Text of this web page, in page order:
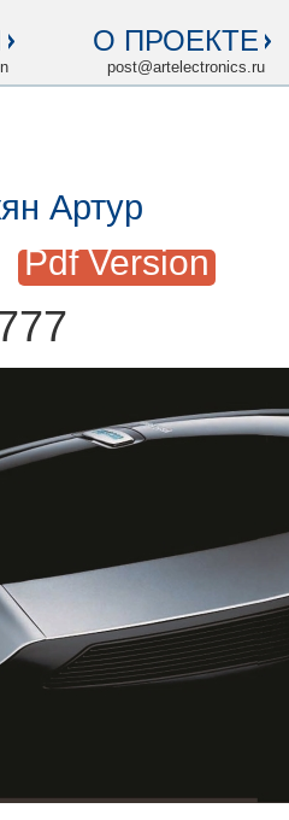
О ПРОЕКТЕ
post@artelectronics.ru
Артур
Pdf Version